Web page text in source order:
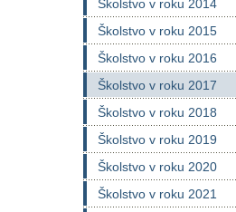
Školstvo v roku 2014
Školstvo v roku 2015
Školstvo v roku 2016
Školstvo v roku 2017
Školstvo v roku 2018
Školstvo v roku 2019
Školstvo v roku 2020
Školstvo v roku 2021